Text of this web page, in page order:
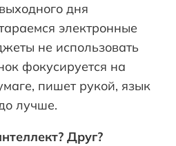
дня
электронные
не использовать
фокусируется на
пишет рукой, язык
лучше.
Друг?